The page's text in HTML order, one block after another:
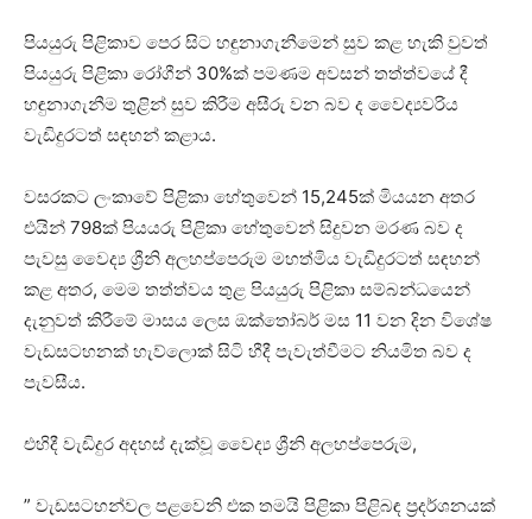
පියයුරු පිළිකාව පෙර සිට හඳුනාගැනීමෙන් සුව කළ හැකි වුවත්
පියයුරු පිළිකා රෝගීන් 30%ක් පමණම අවසන් තත්ත්වයේ දී
හඳුනාගැනීම තුළින් සුව කිරීම අසීරු වන බව ද වෛද්‍යවරිය
වැඩිදුරටත් සඳහන් කළාය.
වසරකට ලංකාවේ පිළිකා හේතුවෙන් 15,245ක් මියයන අතර
එයින් 798ක් පියයරු පිළිකා හේතුවෙන් සිදුවන මරණ බව ද
පැවසු වෛද්‍ය ශ්‍රීනි අලහප්පෙරුම මහත්මිය වැඩිදුරටත් සඳහන්
කළ අතර, මෙම තත්ත්වය තුළ පියයුරු පිළිකා සම්බන්ධයෙන්
දැනුවත් කිරීමේ මාසය ලෙස ඔක්තෝබර් මස 11 වන දින විශේෂ
වැඩසටහනක් හැව්ලොක් සිටි හීදී පැවැත්වීමට නියමිත බව ද
පැවසීය.
එහිදී වැඩිදුර අදහස් දැක්වූ වෛද්‍ය ශ්‍රීනි අලහප්පෙරුම,
” වැඩසටහන්වල පළවෙනි එක තමයි පිළිකා පිළිබඳ ප්‍රදර්ශනයක්